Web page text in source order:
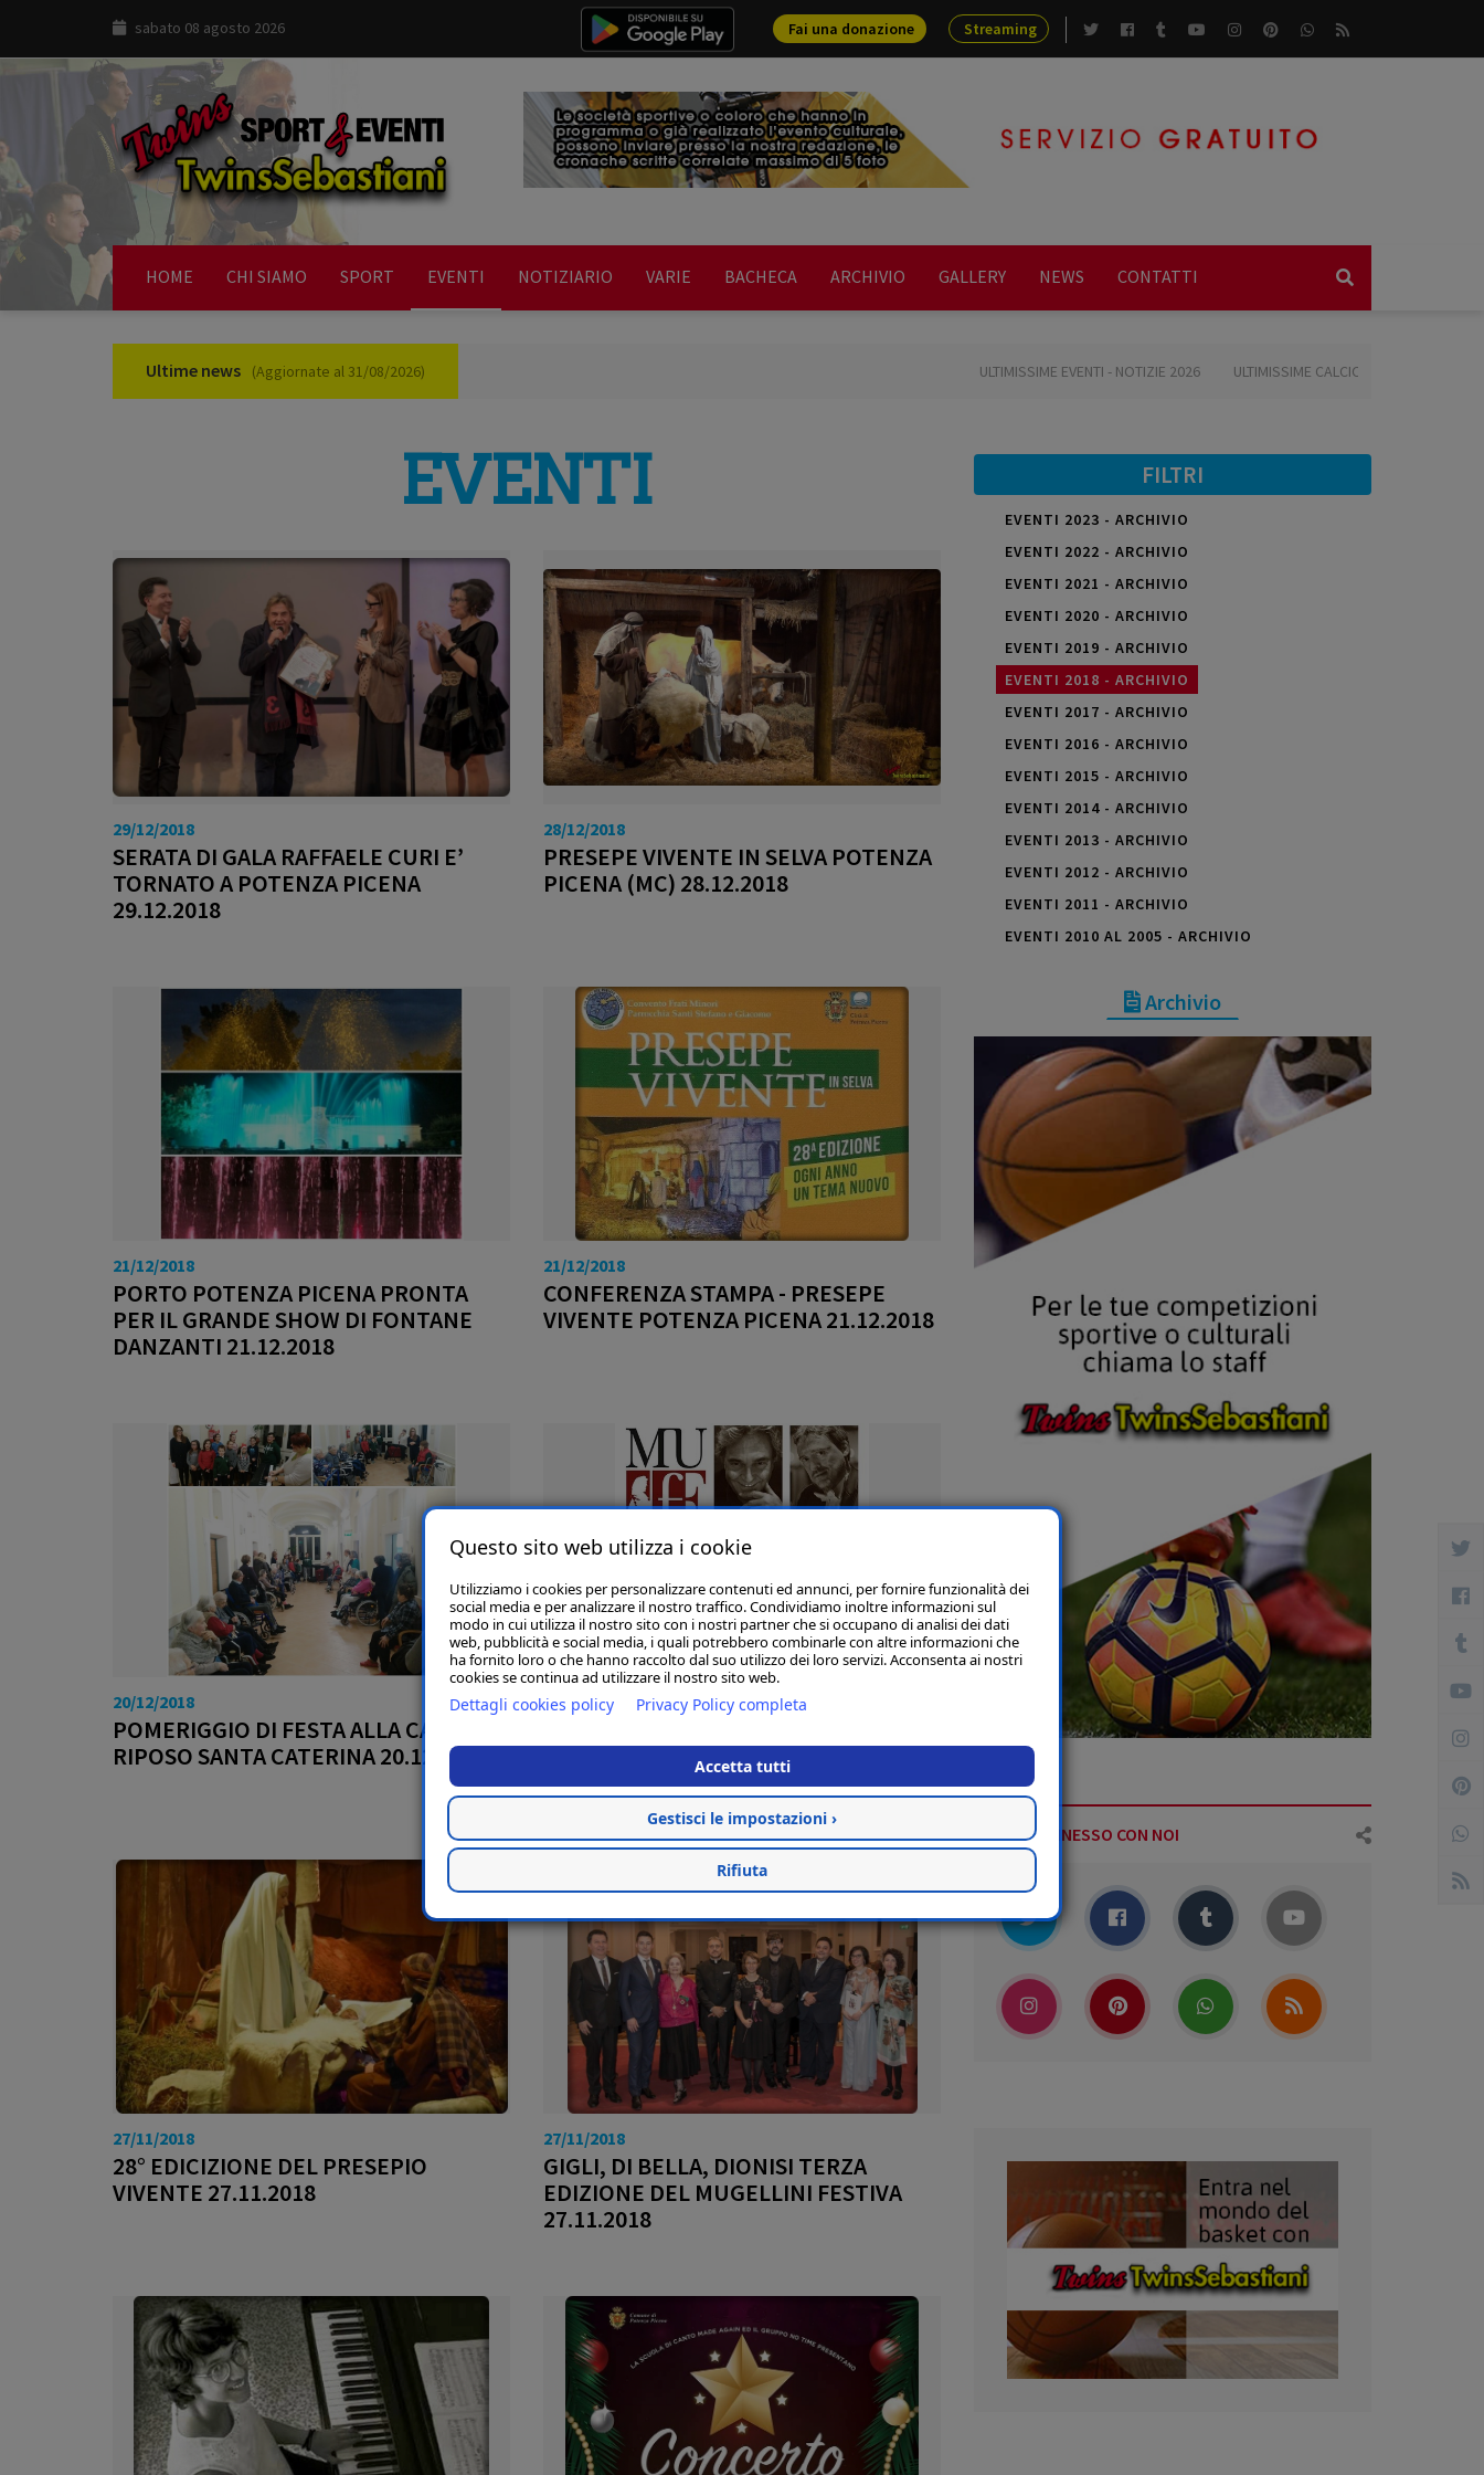
sabato 08 agosto 2026 Fai una donazione Streaming
HOME CHI SIAMO SPORT EVENTI NOTIZIARIO VARIE BACHECA ARCHIVIO GALLERY NEWS CONTATTI
Ultime news (Aggiornate al 31/08/2026) ULTIMISSIME EVENTI - NOTIZIE 2026 ULTIMISSIME CALCIO 2026 ULTIMISSIME BASKET 2026
EVENTI
29/12/2018
SERATA DI GALA RAFFAELE CURI E’
TORNATO A POTENZA PICENA
29.12.2018
28/12/2018
PRESEPE VIVENTE IN SELVA POTENZA
PICENA (MC) 28.12.2018
21/12/2018
PORTO POTENZA PICENA PRONTA
PER IL GRANDE SHOW DI FONTANE
DANZANTI 21.12.2018
21/12/2018
CONFERENZA STAMPA - PRESEPE
VIVENTE POTENZA PICENA 21.12.2018
20/12/2018
POMERIGGIO DI FESTA ALLA CASA DI
RIPOSO SANTA CATERINA 20.12.2018
13/12/2018
3° EDIZIONE DEL MUGELLINI FESTIVAL
13.12.2018
27/11/2018
28° EDICIZIONE DEL PRESEPIO
VIVENTE 27.11.2018
27/11/2018
GIGLI, DI BELLA, DIONISI TERZA
EDIZIONE DEL MUGELLINI FESTIVA
27.11.2018
FILTRI
EVENTI 2023 - ARCHIVIO
EVENTI 2022 - ARCHIVIO
EVENTI 2021 - ARCHIVIO
EVENTI 2020 - ARCHIVIO
EVENTI 2019 - ARCHIVIO
EVENTI 2018 - ARCHIVIO
EVENTI 2017 - ARCHIVIO
EVENTI 2016 - ARCHIVIO
EVENTI 2015 - ARCHIVIO
EVENTI 2014 - ARCHIVIO
EVENTI 2013 - ARCHIVIO
EVENTI 2012 - ARCHIVIO
EVENTI 2011 - ARCHIVIO
EVENTI 2010 AL 2005 - ARCHIVIO
Archivio
RIMANI CONNESSO CON NOI
Questo sito web utilizza i cookie
Utilizziamo i cookies per personalizzare contenuti ed annunci, per fornire funzionalità dei
social media e per analizzare il nostro traffico. Condividiamo inoltre informazioni sul
modo in cui utilizza il nostro sito con i nostri partner che si occupano di analisi dei dati
web, pubblicità e social media, i quali potrebbero combinarle con altre informazioni che
ha fornito loro o che hanno raccolto dal suo utilizzo dei loro servizi. Acconsenta ai nostri
cookies se continua ad utilizzare il nostro sito web.
Dettagli cookies policy Privacy Policy completa
Accetta tutti
Gestisci le impostazioni ›
Rifiuta